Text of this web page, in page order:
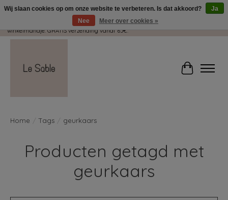
Wij pakken met plezier jouw kadootjes GRATIS in! Duid dit zeker aan in je
winkelmandje. GRATIS verzending vanaf 65€.
Home Tags geurkaars
Producten getagd met
geurkaars
Wij slaan cookies op om onze website te verbeteren. Is dat akkoord?
Ja
Nee
Meer over cookies »